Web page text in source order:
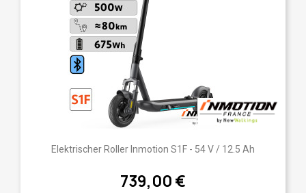
Elektrischer Roller Inmotion S1F - 54 V / 12.5 Ah
739,00 €